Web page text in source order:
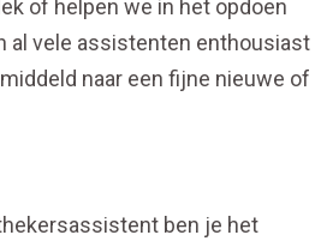
of helpen we in het opdoen
al vele assistenten enthousiast
naar een fijne nieuwe of
ben je het